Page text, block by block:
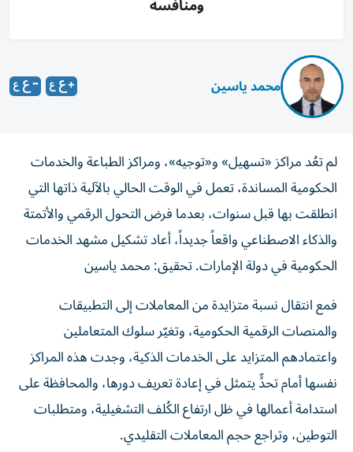
محمد ياسين
لم تعُد مراكز «تسهيل» و«توجيه»، ومراكز الطباعة والخدمات
الحكومية المساندة، تعمل في الوقت الحالي بالآلية ذاتها التي
انطلقت بها قبل سنوات، بعدما فرض التحول الرقمي والأتمتة
والذكاء الاصطناعي واقعاً جديداً، أعاد تشكيل مشهد الخدمات
الحكومية في دولة الإمارات. تحقيق: محمد ياسين
فمع انتقال نسبة متزايدة من المعاملات إلى التطبيقات
والمنصات الرقمية الحكومية، وتغيّر سلوك المتعاملين
واعتمادهم المتزايد على الخدمات الذكية، وجدت هذه المراكز
نفسها أمام تحدٍّ يتمثل في إعادة تعريف دورها، والمحافظة على
استدامة أعمالها في ظل ارتفاع الكُلف التشغيلية، ومتطلبات
التوطين، وتراجع حجم المعاملات التقليدي.